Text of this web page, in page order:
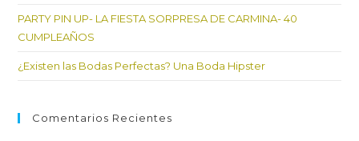
PARTY PIN UP- LA FIESTA SORPRESA DE CARMINA- 40
CUMPLEAÑOS
¿Existen las Bodas Perfectas? Una Boda Hipster
Comentarios Recientes